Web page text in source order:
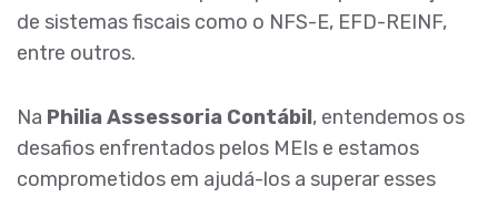
de sistemas fiscais como o NFS-E, EFD-REINF,
entre outros.
Na Philia Assessoria Contábil, entendemos os
desafios enfrentados pelos MEIs e estamos
comprometidos em ajudá-los a superar esses